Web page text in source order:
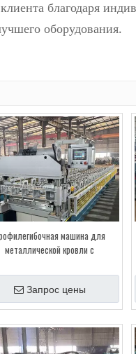
благодаря
оборудования.
машина для
металлической кровли с
Запрос цены